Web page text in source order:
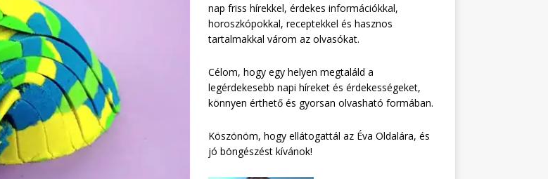
nap friss hírekkel, érdekes információkkal,
horoszkópokkal, receptekkel és hasznos
tartalmakkal várom az olvasókat.
Célom, hogy egy helyen megtaláld a
legérdekesebb napi híreket és érdekességeket,
könnyen érthető és gyorsan olvasható formában.
Köszönöm, hogy ellátogattál az Éva Oldalára, és
jó böngészést kívánok!